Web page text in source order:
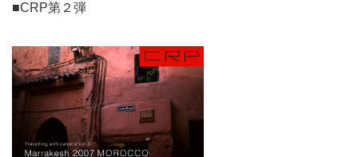
■CRP第２弾